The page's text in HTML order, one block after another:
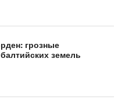
грозные
земель